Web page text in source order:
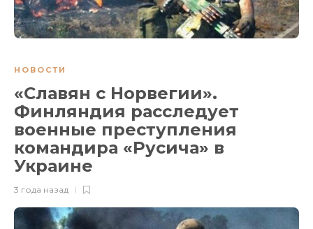
НОВОСТИ
«Славян с Норвегии».
Финляндия расследует
военные преступления
командира «Русича» в
Украине
3 года назад